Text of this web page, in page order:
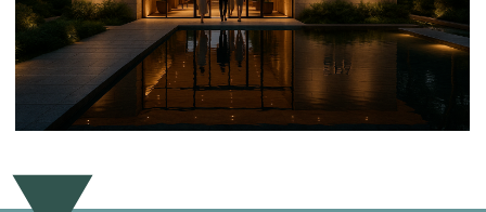
— это искусство соединять функциональность и
чувственность.
В одном пространстве должны сосуществовать
противоположности: влажность и сухость,
тишина и звук воды, интимность и открытость.
Проектирование SPA-комплексов